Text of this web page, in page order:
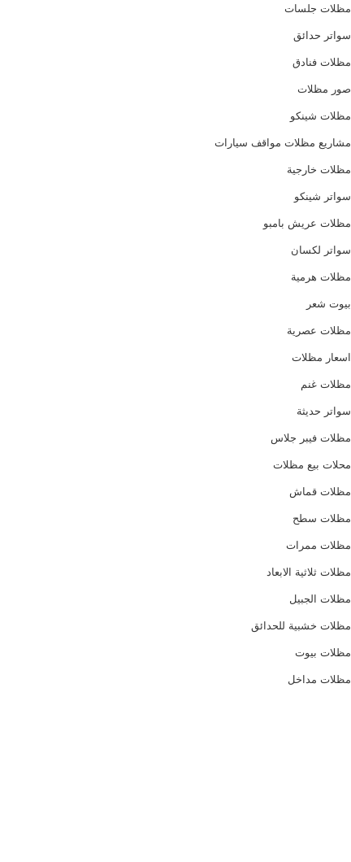
مظلات جلسات
سواتر حدائق
مظلات فنادق
صور مظلات
مظلات شينكو
مشاريع مظلات مواقف سيارات
مظلات خارجية
سواتر شينكو
مظلات عريش بامبو
سواتر لكسان
مظلات هرمية
بيوت شعر
مظلات عصرية
اسعار مظلات
مظلات غنم
سواتر حديثة
مظلات فيبر جلاس
محلات بيع مظلات
مظلات قماش
مظلات سطح
مظلات ممرات
مظلات ثلاثية الابعاد
مظلات الجبيل
مظلات خشبية للحدائق
مظلات بيوت
مظلات مداخل